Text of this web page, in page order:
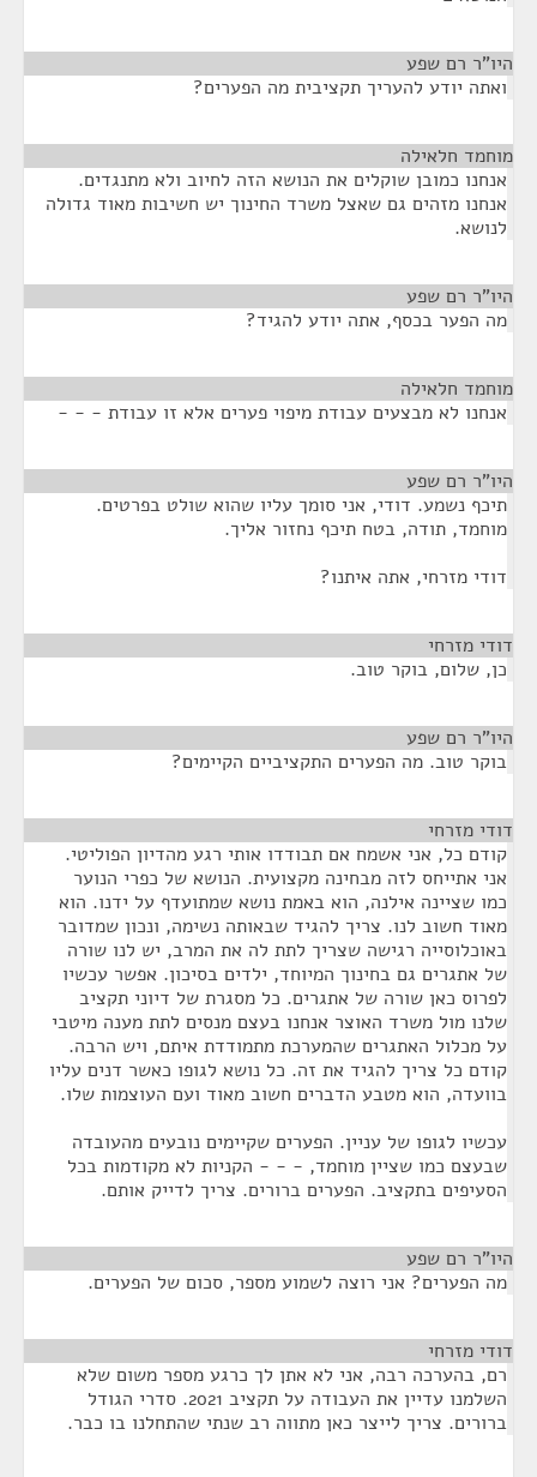
היו"ר רם שפע
ואתה יודע להעריך תקציבית מה הפערים?
מוחמד חלאילה
אנחנו כמובן שוקלים את הנושא הזה לחיוב ולא מתנגדים.
אנחנו מזהים גם שאצל משרד החינוך יש חשיבות מאוד גדולה
לנושא.
היו"ר רם שפע
מה הפער בכסף, אתה יודע להגיד?
מוחמד חלאילה
אנחנו לא מבצעים עבודת מיפוי פערים אלא זו עבודת - - -
היו"ר רם שפע
תיכף נשמע. דודי, אני סומך עליו שהוא שולט בפרטים.
מוחמד, תודה, בטח תיכף נחזור אליך.
דודי מזרחי, אתה איתנו?
דודי מזרחי
כן, שלום, בוקר טוב.
היו"ר רם שפע
בוקר טוב. מה הפערים התקציביים הקיימים?
דודי מזרחי
קודם כל, אני אשמח אם תבודדו אותי רגע מהדיון הפוליטי.
אני אתייחס לזה מבחינה מקצועית. הנושא של כפרי הנוער
כמו שציינה אילנה, הוא באמת נושא שמתועדף על ידנו. הוא
מאוד חשוב לנו. צריך להגיד שבאותה נשימה, ונכון שמדובר
באוכלוסייה רגישה שצריך לתת לה את המרב, יש לנו שורה
של אתגרים גם בחינוך המיוחד, ילדים בסיכון. אפשר עכשיו
לפרוס כאן שורה של אתגרים. כל מסגרת של דיוני תקציב
שלנו מול משרד האוצר אנחנו בעצם מנסים לתת מענה מיטבי
על מכלול האתגרים שהמערכת מתמודדת איתם, ויש הרבה.
קודם כל צריך להגיד את זה. כל נושא לגופו כאשר דנים עליו
בוועדה, הוא מטבע הדברים חשוב מאוד ועם העוצמות שלו.
עכשיו לגופו של עניין. הפערים שקיימים נובעים מהעובדה
שבעצם כמו שציין מוחמד, - - - הקניות לא מקודמות בכל
הסעיפים בתקציב. הפערים ברורים. צריך לדייק אותם.
היו"ר רם שפע
מה הפערים? אני רוצה לשמוע מספר, סכום של הפערים.
דודי מזרחי
רם, בהערכה רבה, אני לא אתן לך כרגע מספר משום שלא
השלמנו עדיין את העבודה על תקציב 2021. סדרי הגודל
ברורים. צריך לייצר כאן מתווה רב שנתי שהתחלנו בו כבר.